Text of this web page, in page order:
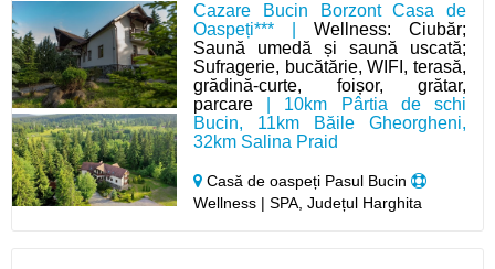
Cazare Bucin Borzont Casa de
Oaspeți*** |Wellness: Ciubăr;
Saună umedă și saună uscată;
Sufragerie, bucătărie, WIFI, terasă,
grădină-curte, foișor, grătar,
parcare | 10km Pârtia de schi
Bucin, 11km Băile Gheorgheni,
32km Salina Praid
Casă de oaspeți Pasul Bucin
Wellness | SPA, Județul Harghita